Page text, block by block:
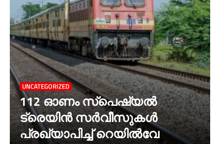
UNCATEGORIZED
112 ഓണം സ്പെഷ്യൽ
ട്രെയിൻ സർവീസുകൾ
പ്രഖ്യാപിച്ച് റെയിൽവേ